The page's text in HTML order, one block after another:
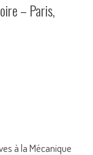
– Paris,
à la Mécanique